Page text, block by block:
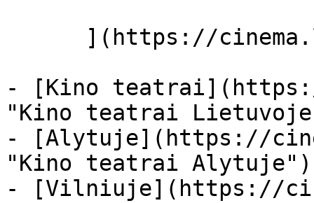
- [Kino
"Kino teatrai
- [Alytuje](https://
"Kino teatrai Alytuje")
- [Vilniuje](https://